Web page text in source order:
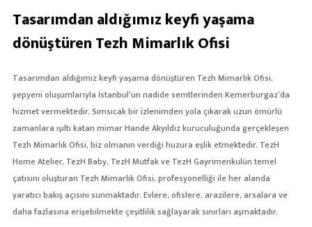
Tasarımdan aldığımız keyfi yaşama
dönüştüren Tezh Mimarlık Ofisi
Tasarımdan aldığımız keyfi yaşama dönüştüren Tezh Mimarlık Ofisi,
yepyeni oluşumlarıyla İstanbul’un nadide semtlerinden Kemerburgaz’da
hizmet vermektedir. Sımsıcak bir izlenimden yola çıkarak uzun ömürlü
zamanlara ışıltı katan mimar Hande Akyıldız kuruculuğunda gerçekleşen
Tezh Mimarlık Ofisi, biz olmanın verdiği huzura eşlik etmektedir. TezH
Home Atelier, TezH Baby, TezH Mutfak ve TezH Gayrimenkulün temel
çatısını oluşturan Tezh Mimarlık Ofisi, profesyonelliği ile her alanda
yaratıcı bakış açısını sunmaktadır. Evlere, ofislere, arazilere, arsalara ve
daha fazlasına erişebilmekte çeşitlilik sağlayarak sınırları aşmaktadır.